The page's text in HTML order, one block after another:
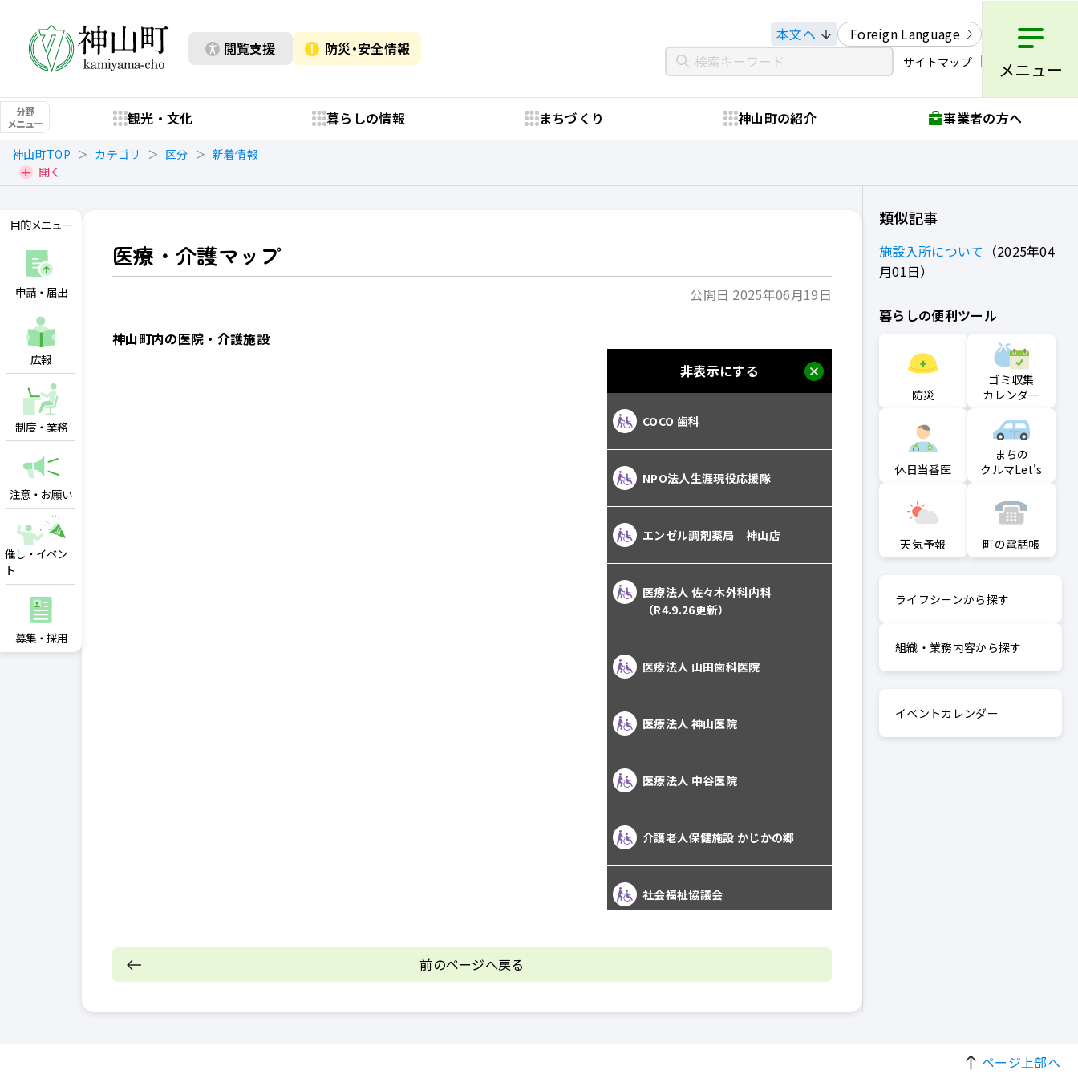
閲覧支援 防災・安全情報
本文へ Foreign Language
サイトマップ メニュー
分野
メニュー
観光・文化 暮らしの情報 まちづくり 神山町の紹介 事業者の方へ
神山町TOP カテゴリ 区分
新着情報
開く
目的メニュー
申請・届出
広報
制度・業務
注意・お願い
催し・イベン
ト
募集・採用
医療・介護マップ
公開日 2025年06月19日
神山町内の医院・介護施設
前のページへ戻る
類似記事
施設入所について
2025年04
月01日
暮らしの便利ツール
防災
ゴミ収集
カレンダー
休日当番医
まちの
クルマLet's
天気予報 町の電話帳
ライフシーンから探す
組織・業務内容から探す
イベントカレンダー
ページ上部へ